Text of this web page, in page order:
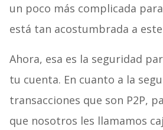
un poco más complicada
está tan acostumbrada a
Ahora, esa es la seguridad
tu cuenta. En cuanto a la
transacciones que son P2P,
que nosotros les llamamos